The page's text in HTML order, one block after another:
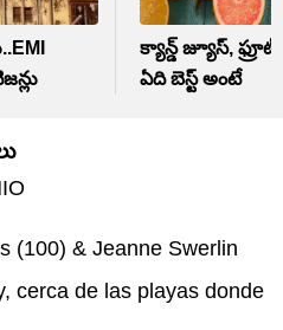
క్యాన్డ్ జ్యూస్,
ఏది బెస్ట్ అంటే
(100) & Jeanne Swerlin
cerca de las playas donde